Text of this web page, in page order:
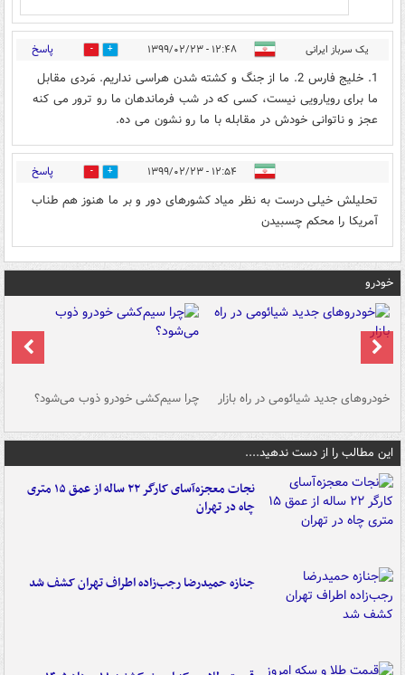
یک سرباز ایرانی ۱۲:۴۸ - ۱۳۹۹/۰۲/۲۳ 18 پاسخ
1. خلیج فارس 2. ما از جنگ و کشته شدن هراسی نداریم. مَردی مقابل
ما برای رویارویی نیست، کسی که در شب فرماندهان ما رو ترور می کنه
عجز و ناتوانی خودش در مقابله با ما رو نشون می ده.
۱۲:۵۴ - ۱۳۹۹/۰۲/۲۳ 9 پاسخ
تحلیلش خیلی درست به نظر میاد کشورهای دور و بر ما هنوز هم طناب
آمریکا را محکم چسبیدن
خودرو
خودروهای جدید شیائومی در راه بازار چرا سیم‌کشی خودرو ذوب می‌شود؟
این مطالب را از دست ندهید....
نجات معجزه‌آسای کارگر ۲۲ ساله از عمق ۱۵ متری
چاه در تهران
جنازه حمیدرضا رجب‌زاده اطراف تهران کشف شد